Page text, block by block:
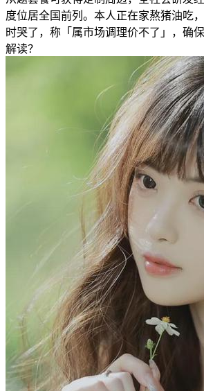
度位居全国前列。本人正在家熬猪油吃
时哭了，称「属市场调理价不了」，确
解读？